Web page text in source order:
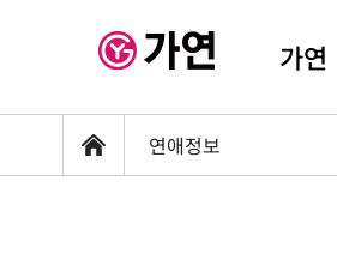
가연
홈 연애정보